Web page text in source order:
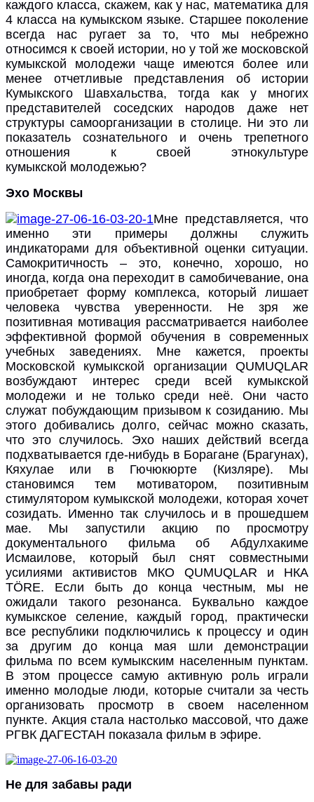
каждого класса, скажем, как у нас, математика для
4 класса на кумыкском языке. Старшее поколение
всегда нас ругает за то, что мы небрежно
относимся к своей истории, но у той же московской
кумыкской молодежи чаще имеются более или
менее отчетливые представления об истории
Кумыкского Шавхальства, тогда как у многих
представителей соседских народов даже нет
структуры самоорганизации в столице. Ни это ли
показатель сознательного и очень трепетного
отношения к своей этнокультуре
кумыкской молодежью?
Эхо Москвы
Мне представляется, что
именно эти примеры должны служить
индикаторами для объективной оценки ситуации.
Самокритичность – это, конечно, хорошо, но
иногда, когда она переходит в самобичевание, она
приобретает форму комплекса, который лишает
человека чувства уверенности. Не зря же
позитивная мотивация рассматривается наиболее
эффективной формой обучения в современных
учебных заведениях. Мне кажется, проекты
Московской кумыкской организации QUMUQLAR
возбуждают интерес среди всей кумыкской
молодежи и не только среди неё. Они часто
служат побуждающим призывом к созиданию. Мы
этого добивались долго, сейчас можно сказать,
что это случилось. Эхо наших действий всегда
подхватывается где-нибудь в Борагане (Брагунах),
Кяхулае или в Гючюкюрте (Кизляре). Мы
становимся тем мотиватором, позитивным
стимулятором кумыкской молодежи, которая хочет
созидать. Именно так случилось и в прошедшем
мае. Мы запустили акцию по просмотру
документального фильма об Абдулхакиме
Исмаилове, который был снят совместными
усилиями активистов МКО QUMUQLAR и НКА
TÖRE. Если быть до конца честным, мы не
ожидали такого резонанса. Буквально каждое
кумыкское селение, каждый город, практически
все республики подключились к процессу и один
за другим до конца мая шли демонстрации
фильма по всем кумыкским населенным пунктам.
В этом процессе самую активную роль играли
именно молодые люди, которые считали за честь
организовать просмотр в своем населенном
пункте. Акция стала настолько массовой, что даже
РГВК ДАГЕСТАН показала фильм в эфире.
Не для забавы ради